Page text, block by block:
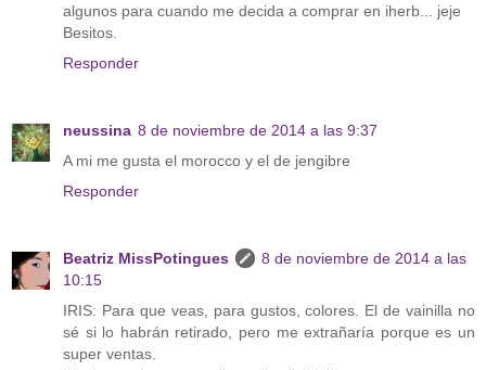
algunos para cuando me decida a comprar en iherb... jeje
Besitos.
Responder
neussina 8 de noviembre de 2014 a las 9:37
A mi me gusta el morocco y el de jengibre
Responder
Beatriz MissPotingues
8 de noviembre de 2014 a las
10:15
IRIS: Para que veas, para gustos, colores. El de vainilla no
sé si lo habrán retirado, pero me extrañaría porque es un
super ventas.